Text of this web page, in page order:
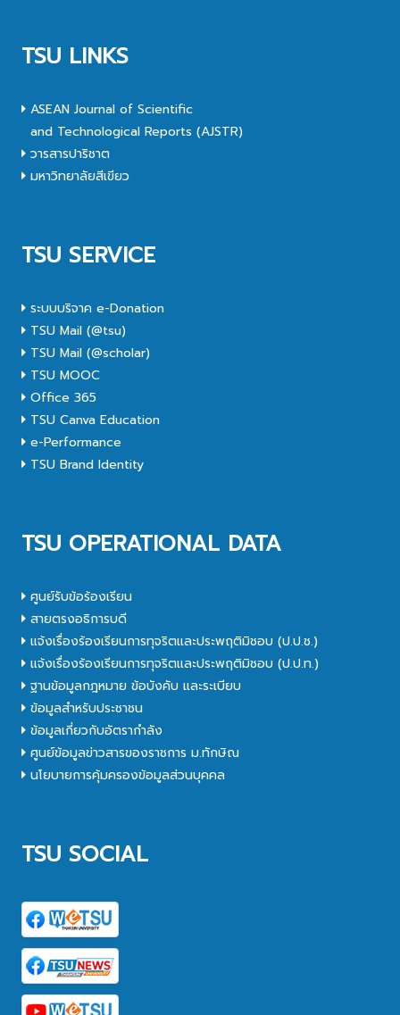
TSU LINKS
ASEAN Journal of Scientific
and Technological Reports (AJSTR)
วารสารปาริชาต
มหาวิทยาลัยสีเขียว
TSU SERVICE
ระบบบริจาค e-Donation
TSU Mail (@tsu)
TSU Mail (@scholar)
TSU MOOC
Office 365
TSU Canva Education
e-Performance
TSU Brand Identity
TSU OPERATIONAL DATA
ศูนย์รับข้อร้องเรียน
สายตรงอธิการบดี
แจ้งเรื่องร้องเรียนการทุจริตและประพฤติมิชอบ (ป.ป.ช.)
แจ้งเรื่องร้องเรียนการทุจริตและประพฤติมิชอบ (ป.ป.ท.)
ฐานข้อมูลกฎหมาย ข้อบังคับ และระเบียบ
ข้อมูลสำหรับประชาชน
ข้อมูลเกี่ยวกับอัตรากำลัง
ศูนย์ข้อมูลข่าวสารของราชการ ม.ทักษิณ
นโยบายการคุ้มครองข้อมูลส่วนบุคคล
TSU SOCIAL